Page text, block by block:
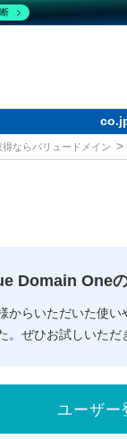
従来の
従来の
得ならバリュードメイン
Domain One
からいただいた使
。ぜひお試しいただ
ユーザー